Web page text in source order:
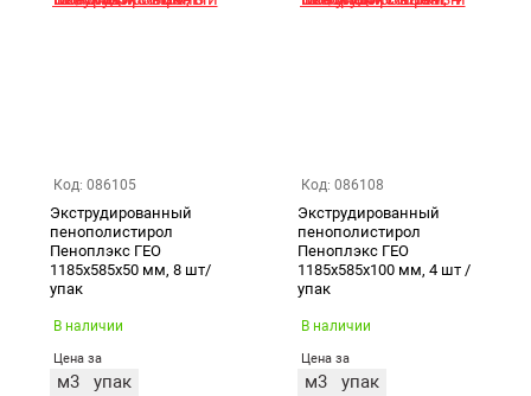
Код: 086105
Экструдированный
пенополистирол
Пеноплэкс ГЕО
1185х585х50 мм, 8 шт/
упак
В наличии
Цена за
м3 упак
Код: 086108
Экструдированный
пенополистирол
Пеноплэкс ГЕО
1185х585х100 мм, 4 шт /
упак
В наличии
Цена за
м3 упак